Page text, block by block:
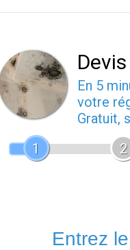
En 5
votre
Gratuit,
1
2
Entrez